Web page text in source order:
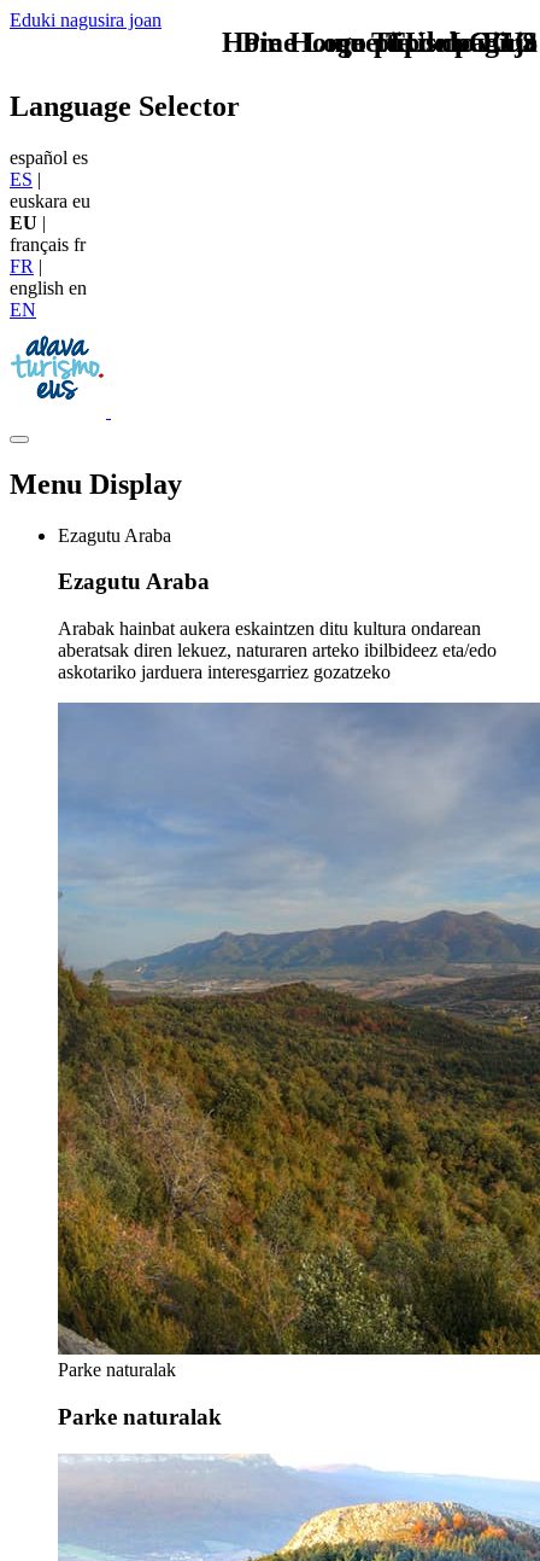
Eduki nagusira joan
TU - LOGO
Language Selector
español es
ES |
euskara eu
EU |
français fr
FR |
english en
EN
Menu Display
Ezagutu Araba
Ezagutu Araba
Arabak hainbat aukera eskaintzen ditu kultura ondarean
aberatsak diren lekuez, naturaren arteko ibilbideez eta/edo
askotariko jarduera interesgarriez gozatzeko
Parke naturalak
Parke naturalak
que tipo de viaje
Home Logo pie de página
Pie Home Turismo EUS